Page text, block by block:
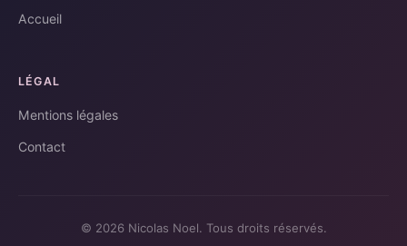
Accueil
LÉGAL
Mentions légales
Contact
© 2026 Nicolas Noel. Tous droits réservés.